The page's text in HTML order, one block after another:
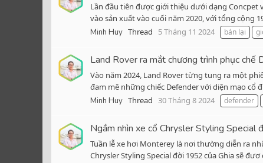
Lần đầu tiên được giới thiệu dưới dạng Concpet
vào sản xuất vào cuối năm 2020, với tổng cộng
Minh Huy Thread 5 Tháng 11 2024 bán lại
Land Rover ra mắt chương trình phục chế
Vào năm 2024, Land Rover từng tung ra một
đam mê những chiếc Defender với diện mạo cổ
Minh Huy Thread 30 Tháng 8 2024 defender
Ngắm nhìn xe cổ Chrysler Styling Special
Tuần lễ xe hơi Monterey là nơi thường diễn ra
Chrysler Styling Special đời 1952 của Ghia sẽ